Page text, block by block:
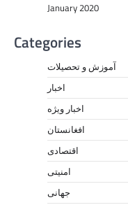
January 2020
Categories
آموزش و تحصیلات
اخبار
اخبار ویژه
افغانستان
اقتصادی
امنیتی
جهانی